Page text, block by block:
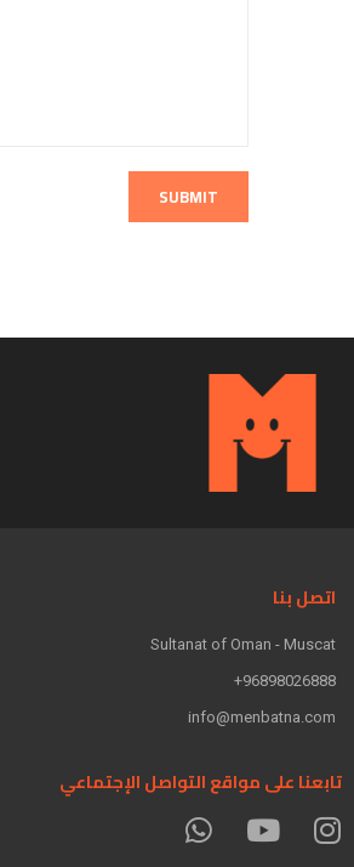
SUBMIT
اتصل بنا
Sultanat of Oman - Muscat
96898026888+
info@menbatna.com
تابعنا على مواقع التواصل الإجتماعي